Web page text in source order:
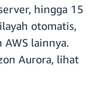
hingga 15
otomatis,
lainnya.
Aurora, lihat